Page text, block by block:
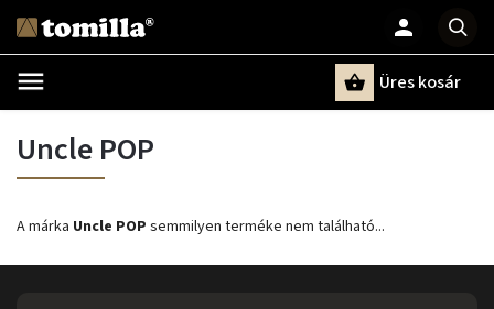
Üres kosár
Uncle POP
A márka Uncle POP semmilyen terméke nem található...